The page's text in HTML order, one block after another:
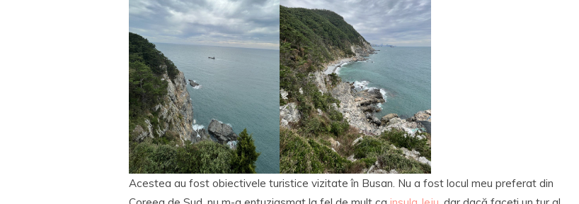
Acestea au fost obiectivele turistice vizitate în Busan. Nu a fost locul meu preferat din